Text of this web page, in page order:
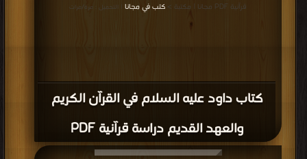
كتاب داود عليه السلام في القرآن الكريم
والعهد القديم دراسة قرآنية PDF
قرآنية PDF مجانا | مكتبة >
كتب في مجانا | التحميل : مرة/مرات